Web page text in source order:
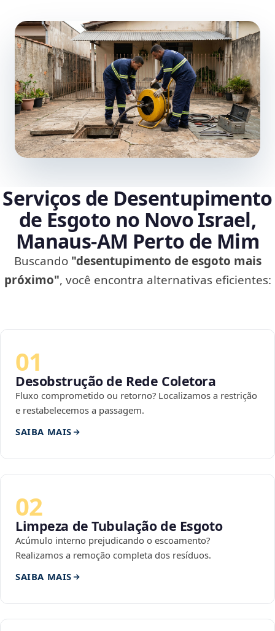
Serviços de Desentupimento
de Esgoto no Novo Israel,
Manaus‑AM Perto de Mim
Buscando "desentupimento de esgoto mais
próximo", você encontra alternativas eficientes:
01
Desobstrução de Rede Coletora
Fluxo comprometido ou retorno? Localizamos a restrição
e restabelecemos a passagem.
SAIBA MAIS
02
Limpeza de Tubulação de Esgoto
Acúmulo interno prejudicando o escoamento?
Realizamos a remoção completa dos resíduos.
SAIBA MAIS